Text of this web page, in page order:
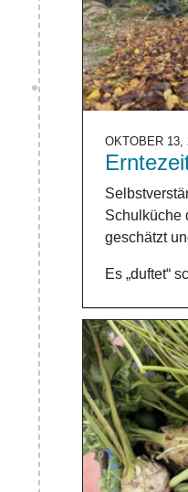
OKTOBER 13,
Schulküche
geschätzt
Es „duftet“